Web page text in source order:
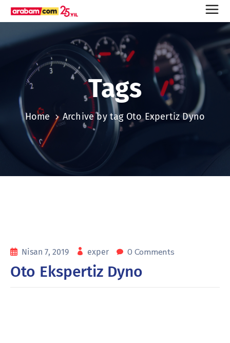
Tags
Home Archive by tag Oto Expertiz Dyno
Nisan 7, 2019 exper 0 Comments
Oto Ekspertiz Dyno